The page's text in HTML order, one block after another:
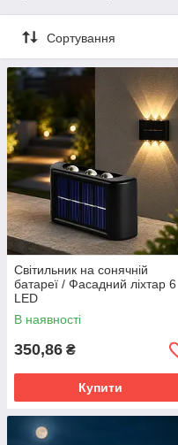
Сортування
Світильник на сонячній
батареї / Фасадний ліхтар 6
LED
В наявності
350,86 ₴
Купити